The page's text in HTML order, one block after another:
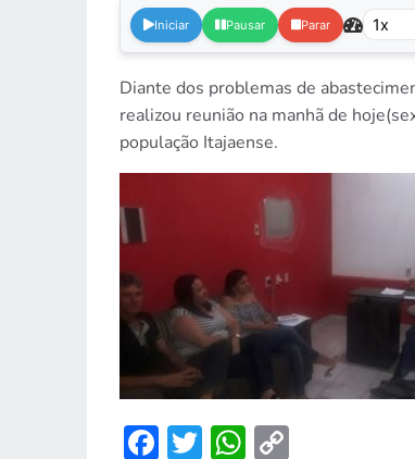
Iniciar Pausar Parar
Diante dos problemas de
realizou reunião na manhã de
população Itajaense.
Facebook
TwitterWhatsApp
Copy